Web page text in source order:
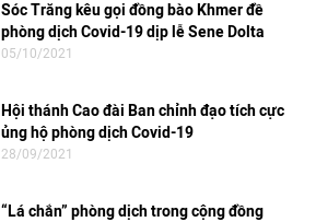
Sóc Trăng kêu gọi đồng bào Khmer đề
phòng dịch Covid-19 dịp lễ Sene Dolta
05/10/2021
Hội thánh Cao đài Ban chỉnh đạo tích cực
ủng hộ phòng dịch Covid-19
28/09/2021
“Lá chắn” phòng dịch trong cộng đồng